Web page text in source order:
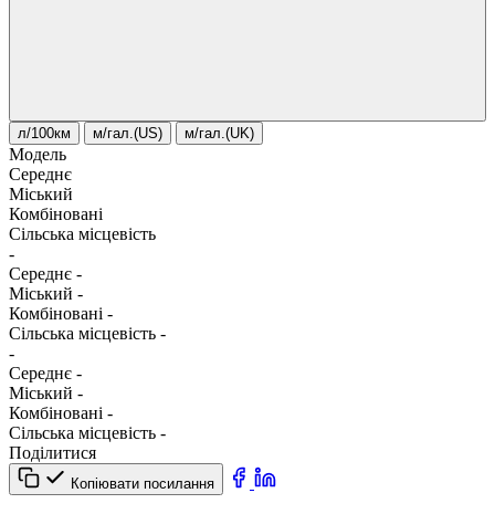
л/100км м/гал.(US) м/гал.(UK)
Модель
Середнє
Міський
Комбіновані
Сільська місцевість
-
Середнє -
Міський -
Комбіновані -
Сільська місцевість -
-
Середнє -
Міський -
Комбіновані -
Сільська місцевість -
Поділитися
Копіювати посилання